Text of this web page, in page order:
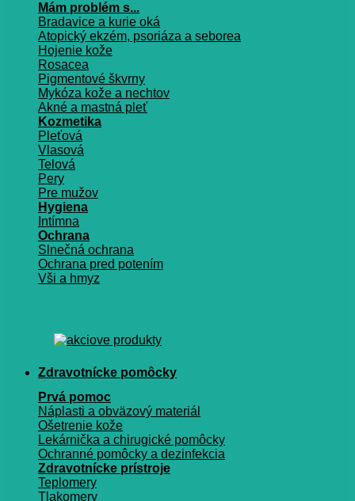
Mám problém s...
Bradavice a kurie oká
Atopický ekzém, psoriáza a seborea
Hojenie kože
Rosacea
Pigmentové škvrny
Mykóza kože a nechtov
Akné a mastná pleť
Kozmetika
Pleťová
Vlasová
Telová
Pery
Pre mužov
Hygiena
Intímna
Ochrana
Slnečná ochrana
Ochrana pred potením
Vši a hmyz
Zdravotnícke pomôcky
Prvá pomoc
Náplasti a obväzový materiál
Ošetrenie kože
Lekárnička a chirugické pomôcky
Ochranné pomôcky a dezinfekcia
Zdravotnícke prístroje
Teplomery
Tlakomery